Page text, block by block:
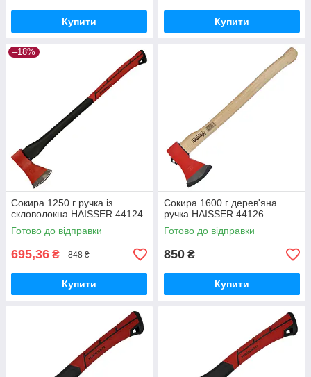
Купити Купити
–18%
Сокира 1250 г ручка із
скловолокна HAISSER 44124
Готово до відправки
695,36 ₴ 848 ₴
Купити
Сокира 1600 г дерев'яна
ручка HAISSER 44126
Готово до відправки
850 ₴
Купити